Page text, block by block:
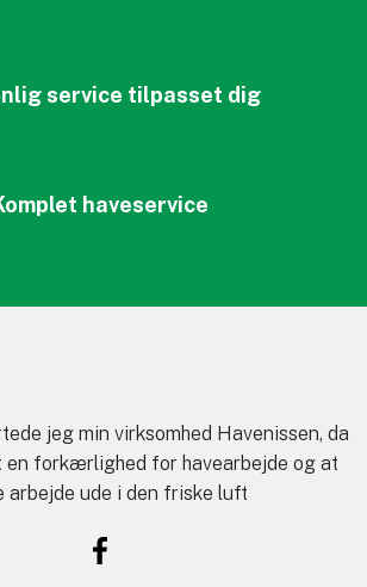
service tilpasset dig
haveservice
jeg min virksomhed Havenissen, da
en forkærlighed for havearbejde og at
arbejde ude i den friske luft